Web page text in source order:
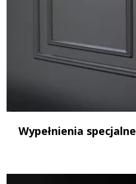
Wypełnienia specjalne